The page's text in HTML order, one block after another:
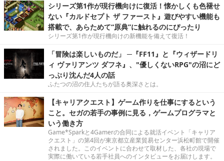
シリーズ第1作が現行機向けに復活！懐かしくも色褪せ
ない『カルドセプト ザ ファースト』遊びやすい機能も
搭載で、あらためて“原典”に触れるのにぴったり
シリーズ第1作が現行機向けの新機能を備えて復活！
「冒険は楽しいものだ」 ─『FF11』と『ウィザードリ
ィ ヴァリアンツ ダフネ』、"優しくないRPG"の沼にど
っぷり沈んだ4人の話
ふたつの沼の住人たちが語る奥深さとは。
【キャリアクエスト】ゲーム作りを仕事にするという
こと。セガの若手の事例に見る，ゲームプログラマと
いう働き方
Game*Sparkと4Gamerの合同による就活イベント「キャリア
クエスト」の第4回が東京都立産業貿易センター浜松町館で開催
されました。このイベントに合わせて取材した、各社の現場で
実際に働いている若手社員へのインタビューをお届けします。